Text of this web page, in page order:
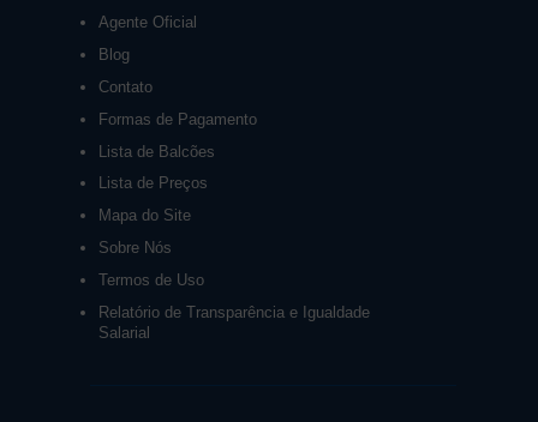
Agente Oficial
Blog
Contato
Formas de Pagamento
Lista de Balcões
Lista de Preços
Mapa do Site
Sobre Nós
Termos de Uso
Relatório de Transparência e Igualdade
Salarial